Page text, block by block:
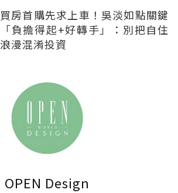
買房首購先求上車！吳淡如點關鍵
「負擔得起+好轉手」：別把自住
浪漫混淆投資
OPEN Design